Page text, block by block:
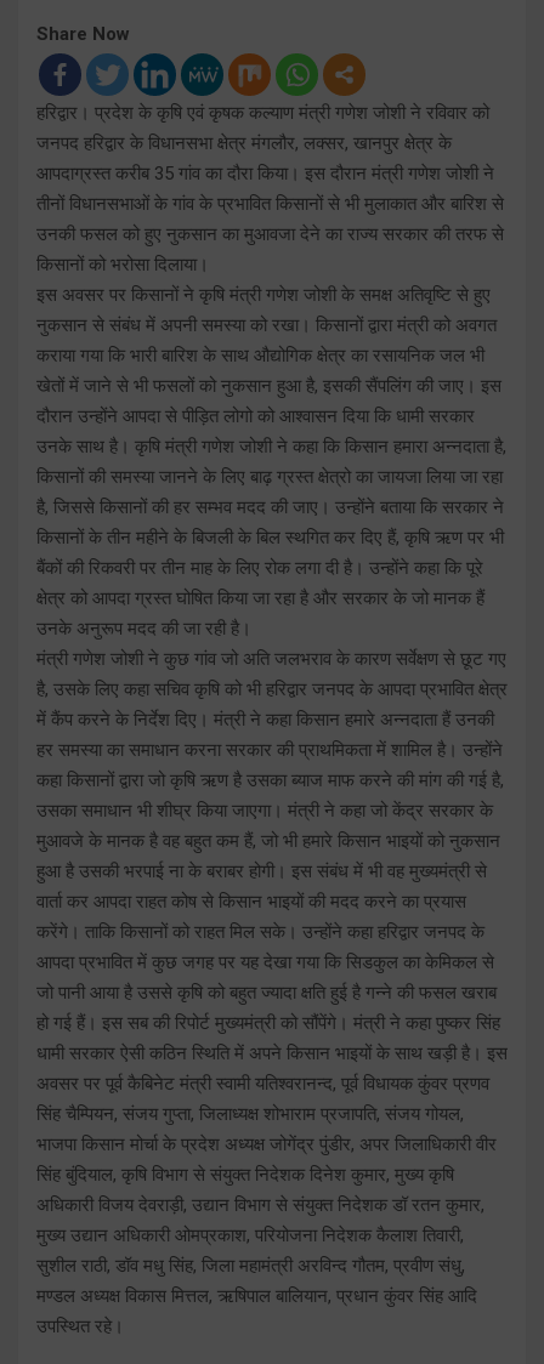
Share Now
हरिद्वार। प्रदेश के कृषि एवं कृषक कल्याण मंत्री गणेश जोशी ने रविवार को
जनपद हरिद्वार के विधानसभा क्षेत्र मंगलौर, लक्सर, खानपुर क्षेत्र के
आपदाग्रस्त करीब 35 गांव का दौरा किया। इस दौरान मंत्री गणेश जोशी ने
तीनों विधानसभाओं के गांव के प्रभावित किसानों से भी मुलाकात और बारिश से
उनकी फसल को हुए नुकसान का मुआवजा देने का राज्य सरकार की तरफ से
किसानों को भरोसा दिलाया।
इस अवसर पर किसानों ने कृषि मंत्री गणेश जोशी के समक्ष अतिवृष्टि से हुए
नुकसान से संबंध में अपनी समस्या को रखा। किसानों द्वारा मंत्री को अवगत
कराया गया कि भारी बारिश के साथ औद्योगिक क्षेत्र का रसायनिक जल भी
खेतों में जाने से भी फसलों को नुकसान हुआ है, इसकी सैंपलिंग की जाए। इस
दौरान उन्होंने आपदा से पीड़ित लोगो को आश्वासन दिया कि धामी सरकार
उनके साथ है। कृषि मंत्री गणेश जोशी ने कहा कि किसान हमारा अन्नदाता है,
किसानों की समस्या जानने के लिए बाढ़ ग्रस्त क्षेत्रो का जायजा लिया जा रहा
है, जिससे किसानों की हर सम्भव मदद की जाए। उन्होंने बताया कि सरकार ने
किसानों के तीन महीने के बिजली के बिल स्थगित कर दिए हैं, कृषि ऋण पर भी
बैंकों की रिकवरी पर तीन माह के लिए रोक लगा दी है। उन्होंने कहा कि पूरे
क्षेत्र को आपदा ग्रस्त घोषित किया जा रहा है और सरकार के जो मानक हैं
उनके अनुरूप मदद की जा रही है।
मंत्री गणेश जोशी ने कुछ गांव जो अति जलभराव के कारण सर्वेक्षण से छूट गए
है, उसके लिए कहा सचिव कृषि को भी हरिद्वार जनपद के आपदा प्रभावित क्षेत्र
में कैंप करने के निर्देश दिए। मंत्री ने कहा किसान हमारे अन्नदाता हैं उनकी
हर समस्या का समाधान करना सरकार की प्राथमिकता में शामिल है। उन्होंने
कहा किसानों द्वारा जो कृषि ऋण है उसका ब्याज माफ करने की मांग की गई है,
उसका समाधान भी शीघ्र किया जाएगा। मंत्री ने कहा जो केंद्र सरकार के
मुआवजे के मानक है वह बहुत कम हैं, जो भी हमारे किसान भाइयों को नुकसान
हुआ है उसकी भरपाई ना के बराबर होगी। इस संबंध में भी वह मुख्यमंत्री से
वार्ता कर आपदा राहत कोष से किसान भाइयों की मदद करने का प्रयास
करेंगे। ताकि किसानों को राहत मिल सके। उन्होंने कहा हरिद्वार जनपद के
आपदा प्रभावित में कुछ जगह पर यह देखा गया कि सिडकुल का केमिकल से
जो पानी आया है उससे कृषि को बहुत ज्यादा क्षति हुई है गन्ने की फसल खराब
हो गई हैं। इस सब की रिपोर्ट मुख्यमंत्री को सौंपेंगे। मंत्री ने कहा पुष्कर सिंह
धामी सरकार ऐसी कठिन स्थिति में अपने किसान भाइयों के साथ खड़ी है। इस
अवसर पर पूर्व कैबिनेट मंत्री स्वामी यतिश्वरानन्द, पूर्व विधायक कुंवर प्रणव
सिंह चैम्पियन, संजय गुप्ता, जिलाध्यक्ष शोभाराम प्रजापति, संजय गोयल,
भाजपा किसान मोर्चा के प्रदेश अध्यक्ष जोगेंद्र पुंडीर, अपर जिलाधिकारी वीर
सिंह बुंदियाल, कृषि विभाग से संयुक्त निदेशक दिनेश कुमार, मुख्य कृषि
अधिकारी विजय देवराड़ी, उद्यान विभाग से संयुक्त निदेशक डॉ रतन कुमार,
मुख्य उद्यान अधिकारी ओमप्रकाश, परियोजना निदेशक कैलाश तिवारी,
सुशील राठी, डॉव मधु सिंह, जिला महामंत्री अरविन्द गौतम, प्रवीण संधु,
मण्डल अध्यक्ष विकास मित्तल, ऋषिपाल बालियान, प्रधान कुंवर सिंह आदि
उपस्थित रहे।